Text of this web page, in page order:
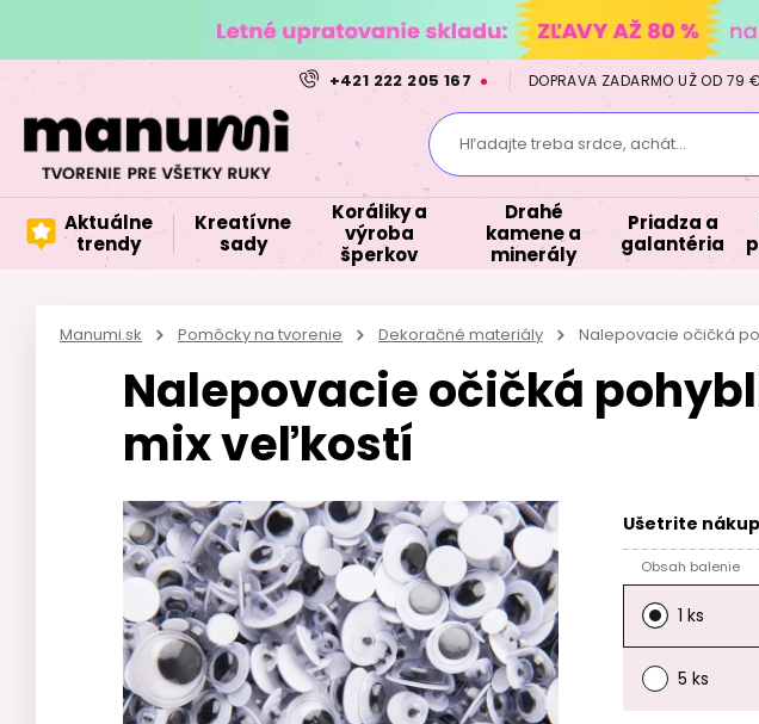
+421 222 205 167 DOPRAVA ZADARMO UŽ OD 79 €
Hľadajte treba srdce, achát...
Aktuálne
trendy
Kreatívne
sady
Koráliky a
výroba
šperkov
Drahé
kamene a
minerály
Priadza a
galantéria
Manumi.sk Pomôcky na tvorenie Dekoračné materiály Nalepovacie očičká
Nalepovacie očičká
mix veľkostí
Ušetrite
Obsah balenie
1 ks
5 ks